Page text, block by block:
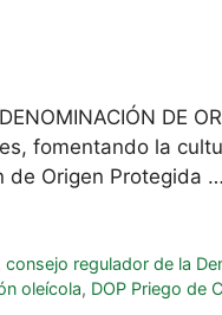
DE
fomentando la
de Origen Protegida …
consejo regulador de la
oleícola, DOP Priego de